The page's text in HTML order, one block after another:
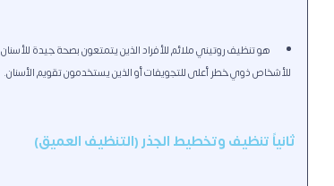
هو تنظيف روتيني ملائم للأفراد الذين يتمتعون بصحة جيدة
للأشخاص ذوي خطر أعلى للتجويفات أو الذين يستخدمون تقويم الأسنان.
ثانياً تنظيف وتخطيط الجذر (التنظيف العميق)